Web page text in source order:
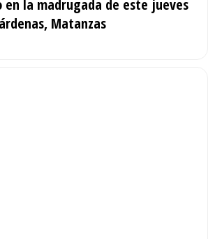
en la madrugada de este jueves
Matanzas